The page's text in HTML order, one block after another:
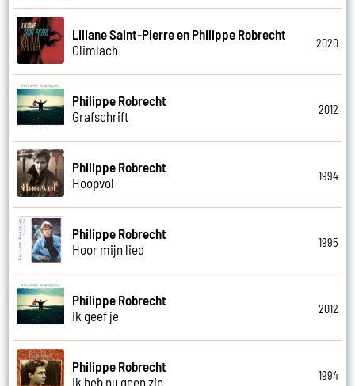
Liliane Saint-Pierre en Philippe Robrecht
Glimlach
2020
Philippe Robrecht
Grafschrift
2012
Philippe Robrecht
Hoopvol
1994
Philippe Robrecht
Hoor mijn lied
1995
Philippe Robrecht
Ik geef je
2012
Philippe Robrecht
Ik heb nu geen zin
1994